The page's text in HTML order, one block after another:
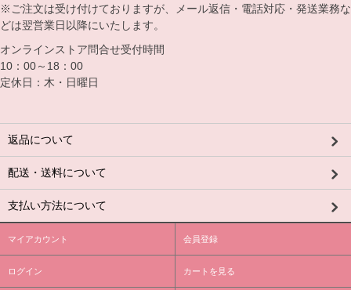
※ご注文は受け付けておりますが、メール返信・電話対応・発送業務な
どは翌営業日以降にいたします。
オンラインストア問合せ受付時間
10：00～18：00
定休日：木・日曜日
返品について
配送・送料について
支払い方法について
マイアカウント 会員登録
ログイン カートを見る